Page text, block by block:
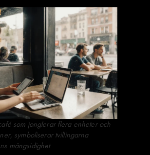
som jonglerar flera enheter och
symboliserar tvillingarna
mångsidighet